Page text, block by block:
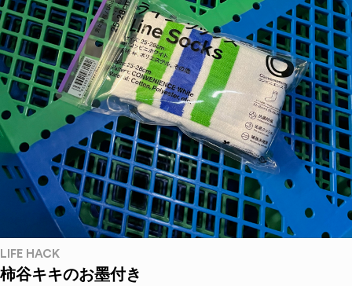
LIFE HACK
柿谷キキのお墨付き